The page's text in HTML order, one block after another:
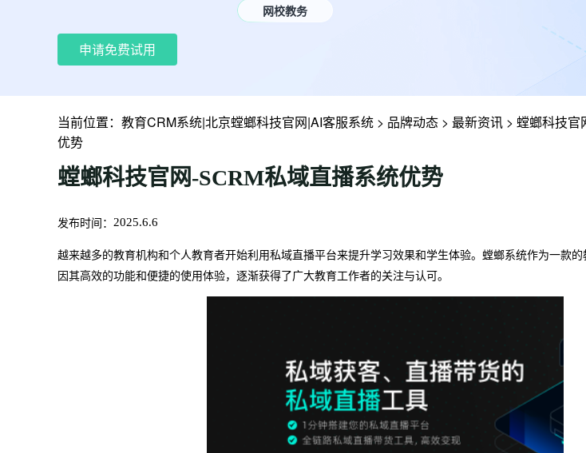
网校教务
申请免费试用
当前位置： 教育CRM系统|北京螳螂科技官网|AI客服系统 > 品牌动态 > 最新资讯 > 螳螂科技官
优势
螳螂科技官网-SCRM私域直播系统优势
发布时间： 2025.6.6
越来越多的教育机构和个人教育者开始利用私域直播平台来提升学习效果和学生体验。螳螂系统作为一款的
因其高效的功能和便捷的使用体验，逐渐获得了广大教育工作者的关注与认可。